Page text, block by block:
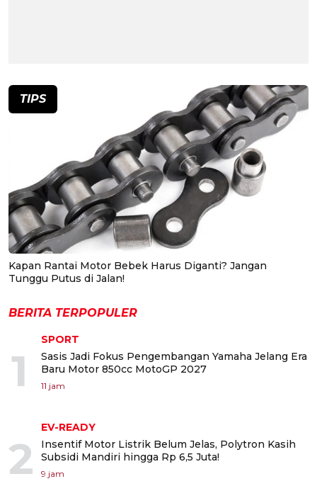
TIPS
Kapan Rantai Motor Bebek Harus Diganti? Jangan
Tunggu Putus di Jalan!
BERITA TERPOPULER
1
SPORT
Sasis Jadi Fokus Pengembangan Yamaha Jelang Era
Baru Motor 850cc MotoGP 2027
11 jam
2
EV-READY
Insentif Motor Listrik Belum Jelas, Polytron Kasih
Subsidi Mandiri hingga Rp 6,5 Juta!
9 jam